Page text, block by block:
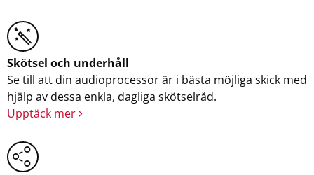
Skötsel och underhåll
Se till att din audioprocessor är i bästa möjliga skick med
hjälp av dessa enkla, dagliga skötselråd.
Upptäck mer